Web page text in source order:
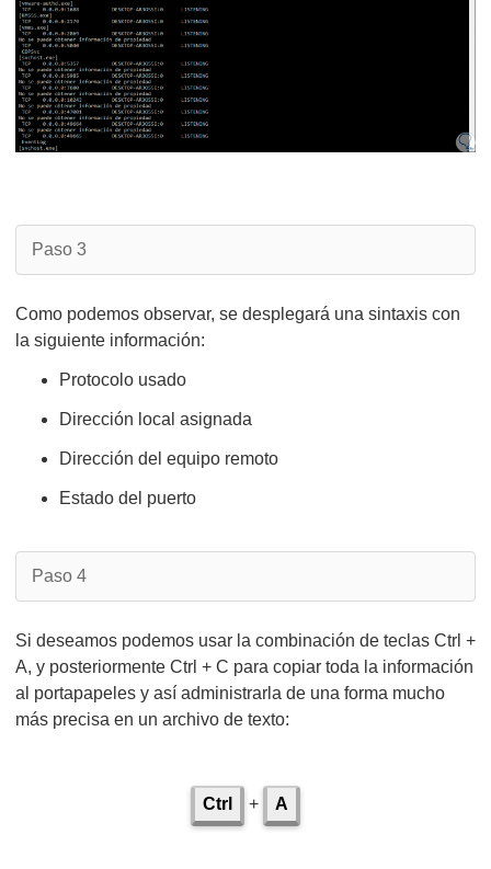
Paso 3
Como podemos observar, se desplegará una sintaxis con
la siguiente información:
Protocolo usado
Dirección local asignada
Dirección del equipo remoto
Estado del puerto
Paso 4
Si deseamos podemos usar la combinación de teclas Ctrl +
A, y posteriormente Ctrl + C para copiar toda la información
al portapapeles y así administrarla de una forma mucho
más precisa en un archivo de texto:
Ctrl + A